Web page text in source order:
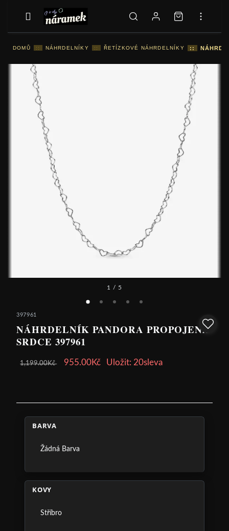
DOMŮ :: NÁHRDELNÍKY :: ŘETÍZKOVÉ NÁHRDELNÍKY ::
1 / 5
397961
NÁHRDELNÍK PANDORA PROPOJENÁ
SRDCE 397961
1,199.00Kč 955.00Kč Uložit: 20sleva
BARVA
Žádná Barva
KOVY
Stříbro